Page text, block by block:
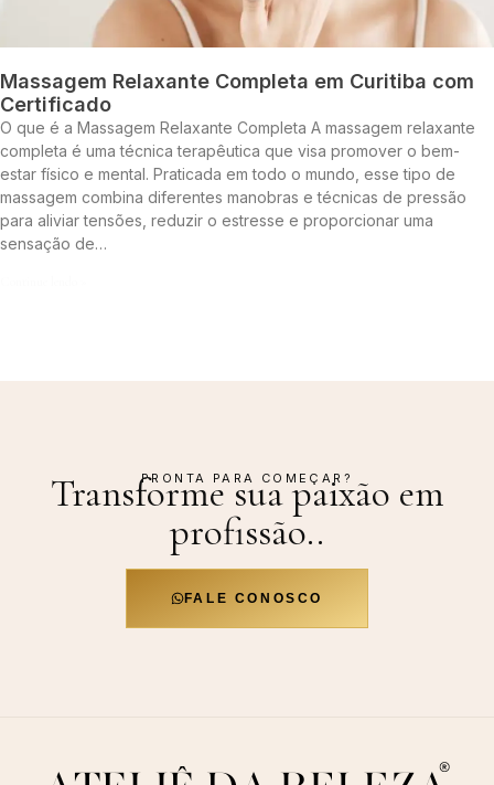
Massagem Relaxante Completa em Curitiba com
Certificado
O que é a Massagem Relaxante Completa A massagem relaxante
completa é uma técnica terapêutica que visa promover o bem-
estar físico e mental. Praticada em todo o mundo, esse tipo de
massagem combina diferentes manobras e técnicas de pressão
para aliviar tensões, reduzir o estresse e proporcionar uma
sensação de…
PRONTA PARA COMEÇAR?
Transforme sua paixão em
profissão..
FALE CONOSCO